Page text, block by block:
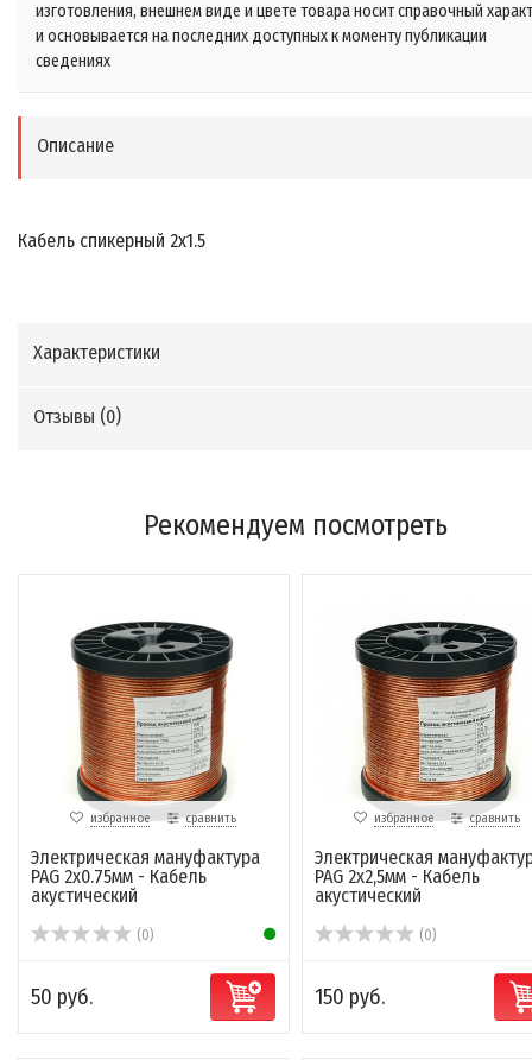
изготовления, внешнем виде и цвете товара носит справочный
и основывается на последних доступных к моменту публикации
сведениях
Описание
Кабель спикерный 2х1.5
Характеристики
Отзывы (0)
Рекомендуем посмотреть
избранное сравнить
Электрическая мануфактура
PAG 2x0.75мм - Кабель
акустический
(0)
50 руб.
избранное сравнить
Электрическая
PAG 2x2,5мм - Кабель
акустический
(0)
150 руб.